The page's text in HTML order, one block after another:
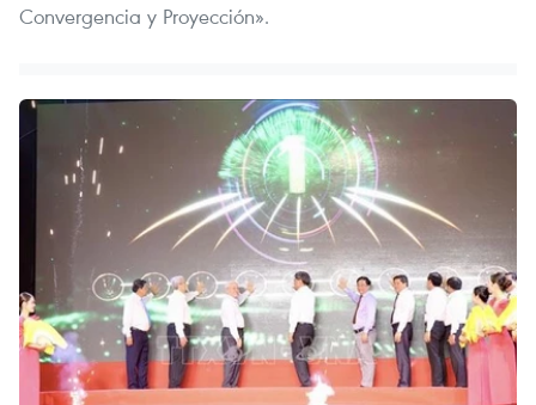
Convergencia y Proyección».